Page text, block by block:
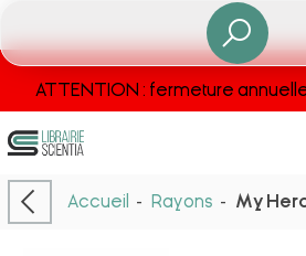
ATTENTION : fermeture
Accueil - Rayons -